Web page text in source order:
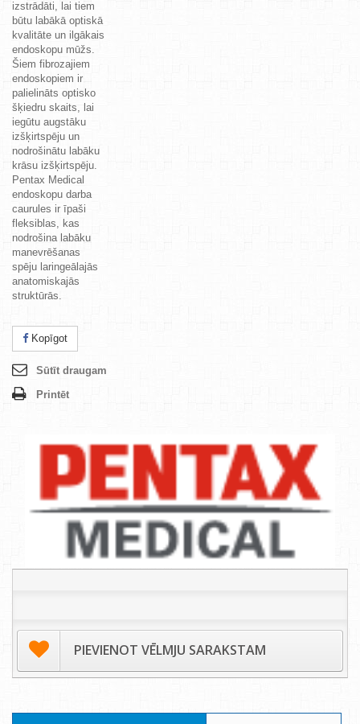
izstrādāti, lai tiem
būtu labākā optiskā
kvalitāte un ilgākais
endoskopu mūžs.
Šiem fibrozajiem
endoskopiem ir
palielināts optisko
šķiedru skaits, lai
iegūtu augstāku
izšķirtspēju un
nodrošinātu labāku
krāsu izšķirtspēju.
Pentax Medical
endoskopu darba
caurules ir īpaši
fleksiblas, kas
nodrošina labāku
manevrēšanas
spēju laringeālajās
anatomiskajās
struktūrās.
Kopīgot
Sūtīt draugam
Printēt
PIEVIENOT VĒLMJU SARAKSTAM